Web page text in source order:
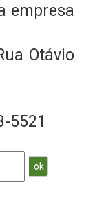
empresa
Otávio
5521
ok